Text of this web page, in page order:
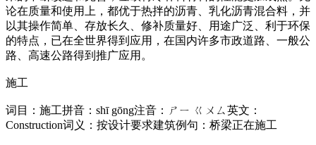
论在质量和使用上，都优于热拌的沥青、乳化沥青混合料，并
以其操作简单、存放长久、修补质量好、用途广泛、利于环保
的特点，已在全世界得到应用，在国内许多市政道路、一般公
路、高速公路得到推广应用。
施工
词目：施工拼音：shī gōng注音：ㄕㄧ ㄍㄨㄙ英文：
Construction词义：按设计要求建筑例句：桥梁正在施工